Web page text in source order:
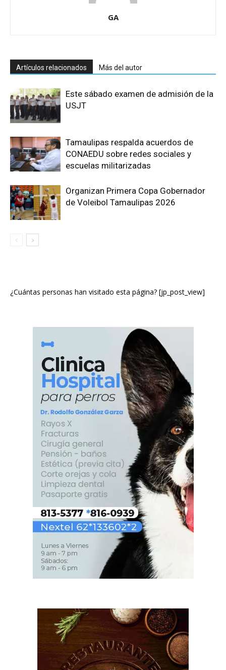
GA
Artículos relacionados Más del autor
Este sábado examen de admisión de la
USJT
Tamaulipas respalda acuerdos de
CONAEDU sobre redes sociales y
escuelas militarizadas
Organizan Primera Copa Gobernador
de Voleibol Tamaulipas 2026
¿Cuántas personas han visitado esta página? [jp_post_view]